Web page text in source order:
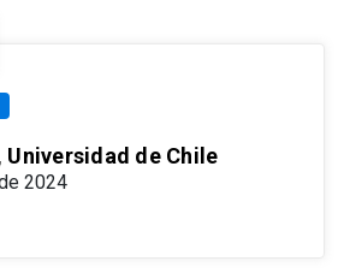
de Chile
2024